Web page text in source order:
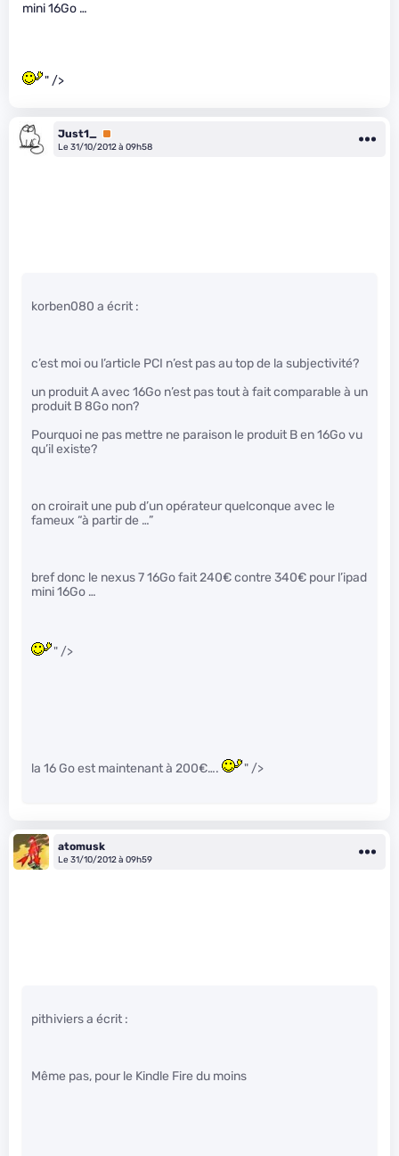
mini 16Go …
" />
Just1_ Premium
Le 31/10/2012 à 09h58
korben080 a écrit :
c’est moi ou l’article PCI n’est pas au top de la subjectivité?
un produit A avec 16Go n’est pas tout à fait comparable à un
produit B 8Go non?
Pourquoi ne pas mettre ne paraison le produit B en 16Go vu
qu’il existe?
on croirait une pub d’un opérateur quelconque avec le
fameux “à partir de …”
bref donc le nexus 7 16Go fait 240€ contre 340€ pour l’ipad
mini 16Go …
" />
la 16 Go est maintenant à 200€…. " />
atomusk
Le 31/10/2012 à 09h59
pithiviers a écrit :
Même pas, pour le Kindle Fire du moins